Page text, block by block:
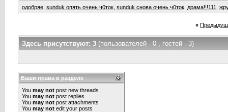
одобряе sunduk опять очень ч0ток sunduk снова очень ч0ток драма!!!111
«
Здесь присутствуют: 3 (пользователей - 0 , гостей - 3)
Ваши права в разделе
You may not post new threads
You may not post replies
You may not post attachments
You may not edit your posts